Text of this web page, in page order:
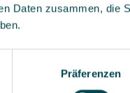
Daten zusammen, die
Präferenzen
digitale Distanz und